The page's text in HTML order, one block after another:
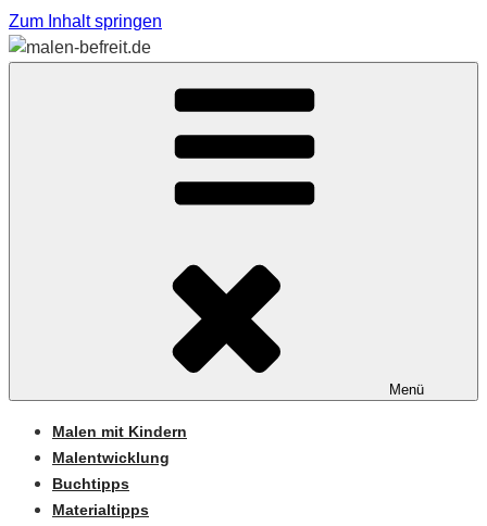
Zum Inhalt springen
MALEN-BEFREIT.DE
Sabine Feickert – Atelier für begleitetes Malen
Menü
Malen mit Kindern
Malentwicklung
Buchtipps
Materialtipps